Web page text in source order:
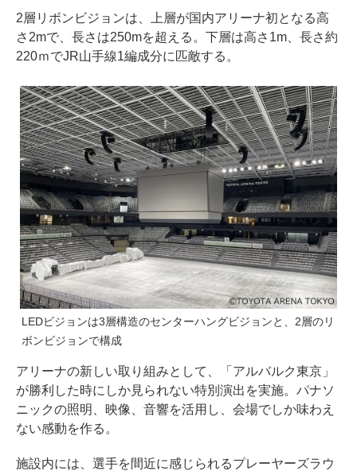
2層リボンビジョンは、上層が国内アリーナ初となる高
さ2mで、長さは250mを超える。下層は高さ1m、長さ約
220ｍでJR山手線1編成分に匹敵する。
LEDビジョンは3層構造のセンターハングビジョンと、2層のリ
ボンビジョンで構成
アリーナの新しい取り組みとして、「アルバルク東京」
が勝利した時にしか見られない特別演出を実施。パナソ
ニックの照明、映像、音響を活用し、会場でしか味わえ
ない感動を作る。
施設内には、選手を間近に感じられるプレーヤーズラウ